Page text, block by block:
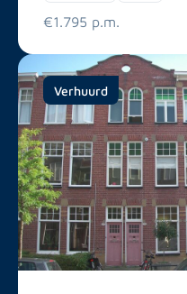
€1.795 p.m.
Verhuurd